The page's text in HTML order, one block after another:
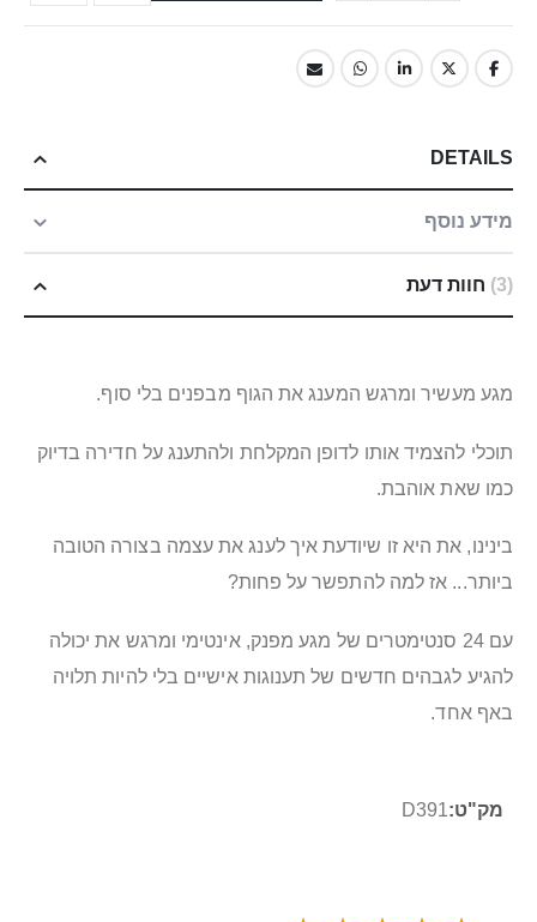
DETAILS
מידע נוסף
3 חוות דעת
מגע מעשיר ומרגש המענג את הגוף מבפנים בלי סוף.
תוכלי להצמיד אותו לדופן המקלחת ולהתענג על חדירה בדיוק
כמו שאת אוהבת.
בינינו, את היא זו שיודעת איך לענג את עצמה בצורה הטובה
ביותר... אז למה להתפשר על פחות?
עם 24 סנטימטרים של מגע מפנק, אינטימי ומרגש את יכולה
להגיע לגבהים חדשים של תענוגות אישיים בלי להיות תלויה
באף אחד.
מידע
D391